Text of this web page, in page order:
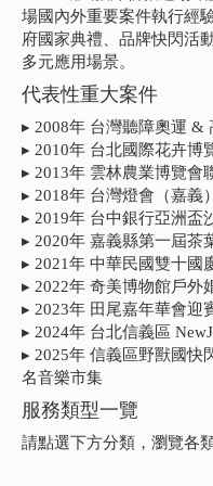
場國內外重要案件執行經
府國家典禮、品牌快閃活
多元應用場景。
代表性重大案件
▸ 2008年 台灣聽障奧運
▸ 2010年 台北國際花卉
▸ 2013年 雲林農業博覽會
▸ 2018年 台灣燈會（嘉義
▸ 2019年 台中銀行亞洲
▸ 2020年 嘉義縣第一屆
▸ 2021年 中華民國雙十
▸ 2022年 奇美博物館戶外
▸ 2023年 田尾嘉年華會
▸ 2024年 台北信義區
▸ 2025年 信義區野獸國快
名音樂市集
服務類型一覽
請點選下方分類，瀏覽各